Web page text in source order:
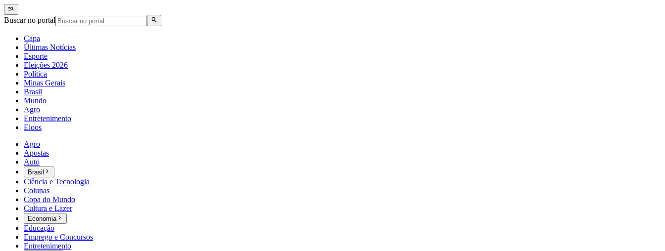
Buscar no portal
Capa
Últimas Notícias
Esporte
Eleições 2026
Política
Minas Gerais
Brasil
Mundo
Agro
Entretenimento
Eloos
Agro
Apostas
Auto
Brasil
Ciência e Tecnologia
Colunas
Copa do Mundo
Cultura e Lazer
Economia
Educação
Emprego e Concursos
Entretenimento